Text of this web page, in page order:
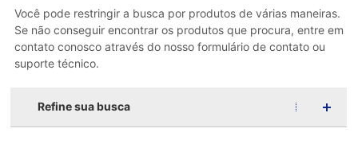
Você pode restringir a busca por produtos de várias maneiras.
Se não conseguir encontrar os produtos que procura, entre em
contato conosco através do nosso formulário de contato ou
suporte técnico.
Refine sua busca